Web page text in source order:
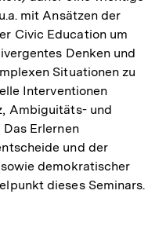
mit Ansätzen der
Civic Education um
Denken und
Situationen zu
Interventionen
Ambiguitäts- und
Erlernen
und der
demokratischer
dieses Seminars.